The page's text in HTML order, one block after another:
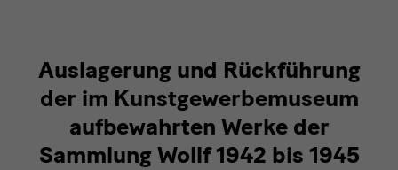
Auslagerung und Rückführung
der im Kunstgewerbemuseum
aufbewahrten Werke der
Sammlung Wollf 1942 bis 1945